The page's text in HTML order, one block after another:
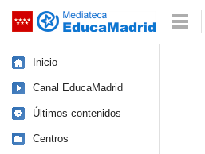
Saltar navegación
Inicio
Canal EducaMadrid
Últimos contenidos
Centros